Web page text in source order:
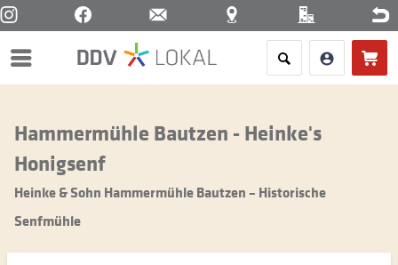
Menü
Hammermühle Bautzen - Heinke's
Honigsenf
Heinke & Sohn Hammermühle Bautzen – Historische
Senfmühle